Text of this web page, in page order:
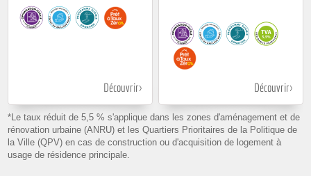
Découvrir Découvrir
*Le taux réduit de 5,5 % s'applique dans les zones d'aménagement et de
rénovation urbaine (ANRU) et les Quartiers Prioritaires de la Politique de
la Ville (QPV) en cas de construction ou d'acquisition de logement à
usage de résidence principale.